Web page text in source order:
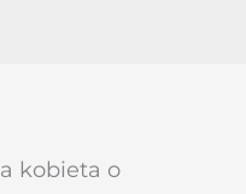
kobieta o